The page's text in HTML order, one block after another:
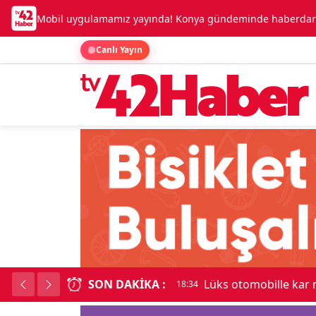
Mobil uygulamamız yayında! Konya gündeminde
Canlı Yayın
SON DAKIKA : 18:34 Kadınhanı'nda çok